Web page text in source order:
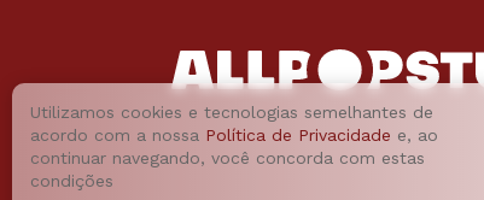
Utilizamos cookies e tecnologias semelhantes de
acordo com a nossa Política de Privacidade e, ao
continuar navegando, você concorda com estas
condições